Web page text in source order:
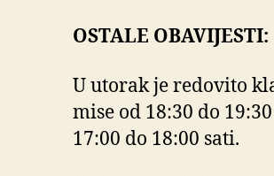
OSTALE OBAVIJESTI:
U utorak je redovito
mise od 18:30 do
17:00 do 18:00 sati.